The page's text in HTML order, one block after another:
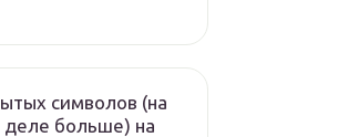
символов (на
деле больше) на